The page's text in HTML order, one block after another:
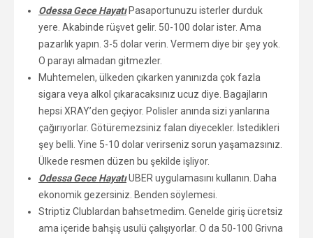
Odessa Gece HayatıPasaportunuzu isterler durduk
yere. Akabinde rüşvet gelir. 50-100 dolar ister. Ama
pazarlık yapın. 3-5 dolar verin. Vermem diye bir şey yok.
O parayı almadan gitmezler.
Muhtemelen, ülkeden çıkarken yanınızda çok fazla
sigara veya alkol çıkaracaksınız ucuz diye. Bagajların
hepsi XRAY’den geçiyor. Polisler anında sizi yanlarına
çağırıyorlar. Götüremezsiniz falan diyecekler. İstedikleri
şey belli. Yine 5-10 dolar verirseniz sorun yaşamazsınız.
Ülkede resmen düzen bu şekilde işliyor.
Odessa Gece HayatıUBER uygulamasını kullanın. Daha
ekonomik gezersiniz. Benden söylemesi.
Striptiz Clublardan bahsetmedim. Genelde giriş ücretsiz
ama içeride bahşiş usulü çalışıyorlar. O da 50-100 Grivna